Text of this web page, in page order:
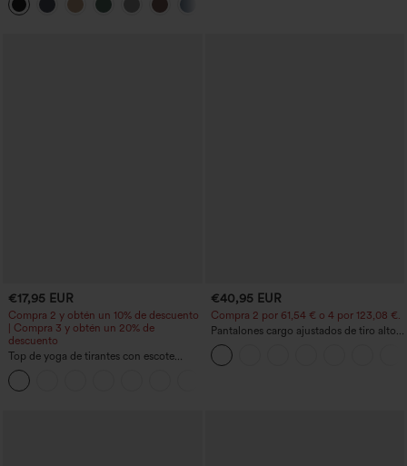
€17,95 EUR
Compra 2 y obtén un 10% de descuento
| Compra 3 y obtén un 20% de
descuento
Top de yoga de tirantes con escote
redondo, fruncido y tacto fresco -
UPF50+
€40,95 EUR
Compra 2 por 61,54 € o 4 por 123,08 €.
Pantalones cargo ajustados de tiro alto
con múltiples bolsillos y cremallera con
botones